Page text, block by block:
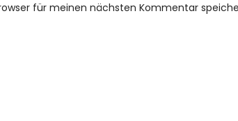
für meinen nächsten Kommentar